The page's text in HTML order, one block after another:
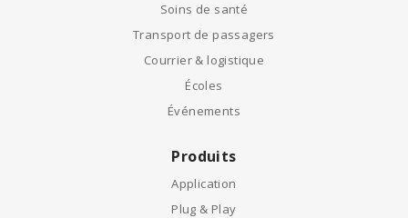
Soins de santé
Transport de passagers
Courrier & logistique
Écoles
Événements
Produits
Application
Plug & Play